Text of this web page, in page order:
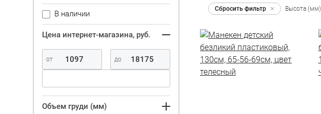
В наличии
Цена интернет-магазина, руб.
Объем груди (мм)
Сбросить фильтр Высота (мм)